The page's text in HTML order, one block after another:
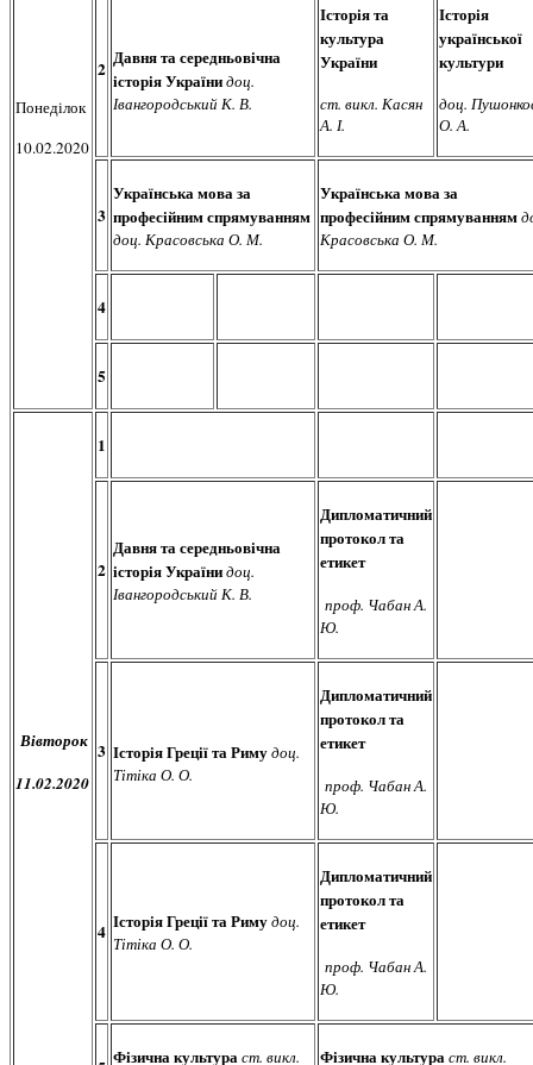
Понеділок
10.02.2020
2 Давня та середньовічна
історія Українидоц.
Івангородський К. В.
Історія та
культура
України
ст. викл. Касян
А. І.
Історія
української
культури
доц.
О. А.
3
Українська мова за
професійним спрямуванням
доц. Красовська О. М.
Українська мова за
професійним спрямуванням
Красовська О. М.
4
5
Вівторок
11.02.2020
1
2
Давня та середньовічна
історія Українидоц.
Івангородський К. В.
Дипломатичний
протокол та
етикет
проф. Чабан А.
Ю.
3 Історія Греції та Римудоц.
Тітіка О. О.
Дипломатичний
протокол та
етикет
проф. Чабан А.
Ю.
4 Історія Греції та Римудоц.
Тітіка О. О.
Дипломатичний
протокол та
етикет
проф. Чабан А.
Ю.
Фізична культураст. викл. Фізична культураст. викл.